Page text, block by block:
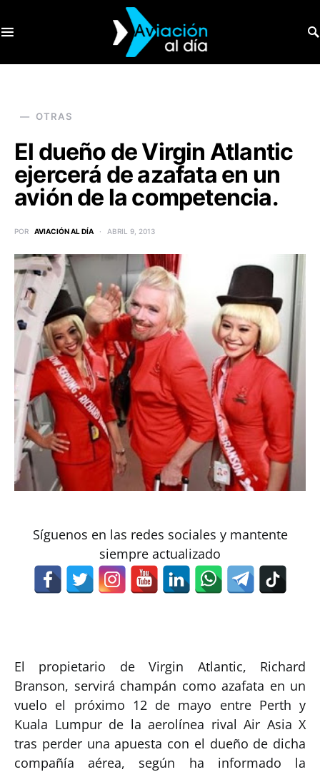
OTRAS
El dueño de Virgin Atlantic
ejercerá de azafata en un
avión de la competencia.
POR AVIACIÓN AL DÍA ABRIL 9, 2013
Síguenos en las redes sociales y mantente
siempre actualizado
El propietario de Virgin Atlantic, Richard
Branson, servirá champán como azafata en un
vuelo el próximo 12 de mayo entre Perth y
Kuala Lumpur de la aerolínea rival Air Asia X
tras perder una apuesta con el dueño de dicha
compañía aérea, según ha informado la